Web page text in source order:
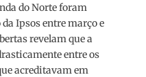
do Norte foram
Ipsos entre março e
revelam que a
entre os
acreditavam em